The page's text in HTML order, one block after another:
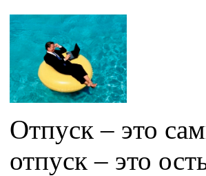
Отпуск – это
отпуск – это